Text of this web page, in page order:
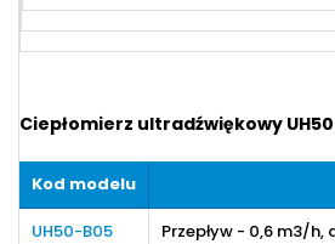
Ciepłomierz ultradźwiękowy
Kod modelu
UH50-B05 Przepływ - 0,6 m3/